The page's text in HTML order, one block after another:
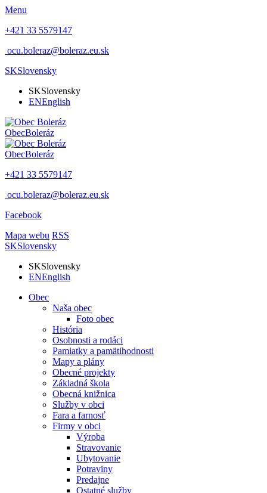
Menu
+421 33 5579147
ocu.boleraz@boleraz.eu.sk
SKSlovensky
SKSlovensky
ENEnglish
ObecBoleráz
ObecBoleráz
+421 33 5579147
ocu.boleraz@boleraz.eu.sk
Facebook
Mapa webu RSS
SKSlovensky
SKSlovensky
ENEnglish
Obec
Naša obec
Foto obec
História
Osobnosti a rodáci
Pamiatky a pamätihodnosti
Mapy a plány
Obecné projekty
Základná škola
Obecná knižnica
Služby v obci
Fara a farnosť
Firmy v obci
Výroba
Stravovanie
Ubytovanie
Potraviny
Predajne
Ostatné služby